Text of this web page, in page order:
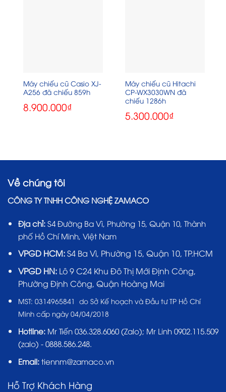
Máy chiếu cũ Casio XJ-
A256 đã chiếu 859h
8.900.000₫
Máy chiếu cũ Hitachi
CP-WX3030WN đã
chiếu 1286h
5.300.000₫
Về chúng tôi
CÔNG TY TNHH CÔNG NGHỆ ZAMACO
Địa chỉ: S4 Đường Ba Vì, Phường 15, Quận 10, Thành
phố Hồ Chí Minh, Việt Nam
VPGD HCM:S4 Ba Vì, Phường 15, Quận 10, TP.HCM
VPGD HN:Lô 9 C24 Khu Đô Thị Mới Định Công,
Phường Định Công, Quận Hoàng Mai
MST: 0314965841 do Sở Kế hoạch và Đầu tư TP Hồ Chí
Minh cấp ngày 04/04/2018
Hotline: Mr Tiến 036.328.6060(Zalo); Mr Linh 0902.115.509
(zalo) - 0888.586.248.
Email:tiennm@zamaco.vn
Hỗ Trợ Khách Hàng